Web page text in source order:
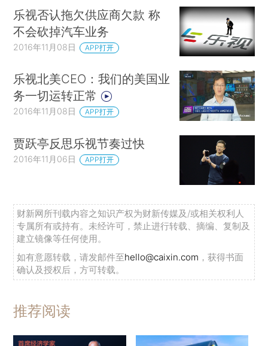
乐视否认拖欠供应商欠款 称
不会砍掉汽车业务
2016年11月08日 APP打开
乐视北美CEO：我们的美国业
务一切运转正常
2016年11月08日 APP打开
贾跃亭反思乐视节奏过快
2016年11月06日 APP打开
财新网所刊载内容之知识产权为财新传媒及/或相关权利人
专属所有或持有。未经许可，禁止进行转载、摘编、复制及
建立镜像等任何使用。
如有意愿转载，请发邮件至hello@caixin.com ，获得书面
确认及授权后，方可转载。
推荐阅读